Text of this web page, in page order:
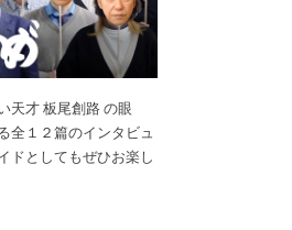
天才 板尾創路 の眼
全１２篇のインタビュ
ドとしてもぜひお楽し